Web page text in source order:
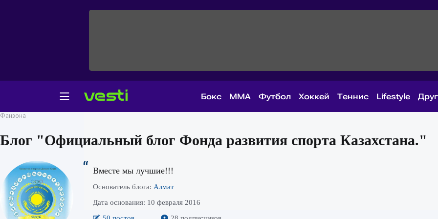
Бокс MMA Футбол Хоккей Теннис Lifestyle
Фанзона
Блог "Официальный блог Фонда развития спорта Казахстана."
Вместе мы лучшие!!!
Основатель блога: Алмат
Дата основания: 10 февраля 2016